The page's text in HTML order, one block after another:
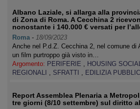
Albano Laziale, si allarga alla
di Zona di Roma. A Cecchina 2
nonostante i 140.000 € versati per
Roma - 18/09/2023
Anche nel P.d.Z. Cecchina 2, nel comune di
un film purtroppo già visto in…
Argomento: PERIFERIE , HOUSING
REGIONALI , SFRATTI , EDILIZIA
Report Assemblea Plenaria a
tre giorni (8/10 settembre) sul diritto